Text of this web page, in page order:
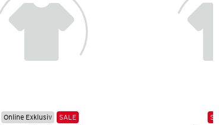
Online Exklusiv SALE